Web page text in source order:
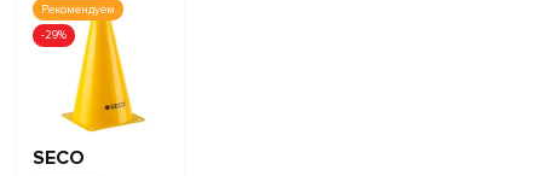
Рекомендуем
-29%
SECO